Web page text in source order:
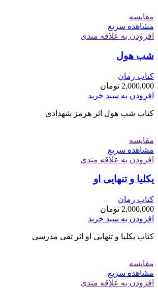
مقایسه
مشاهده سریع
افزودن به علاقه مندی
شب هول
کتاب رمان
2,000,000 تومان
افزودن به سبد خرید
کتاب شب هول اثر هرمز شهدادی
مقایسه
مشاهده سریع
افزودن به علاقه مندی
یکلیا و تنهایی او
کتاب رمان
2,000,000 تومان
افزودن به سبد خرید
کتاب یکلیا و تنهایی او اثر تقی مدرسی
مقایسه
مشاهده سریع
افزودن به علاقه مندی